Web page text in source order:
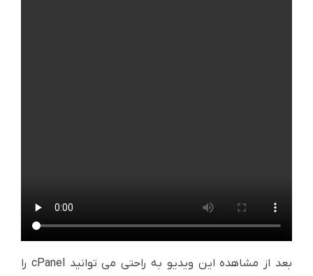
بعد از مشاهده این ویدیو به راحتی می توانید cPanel را